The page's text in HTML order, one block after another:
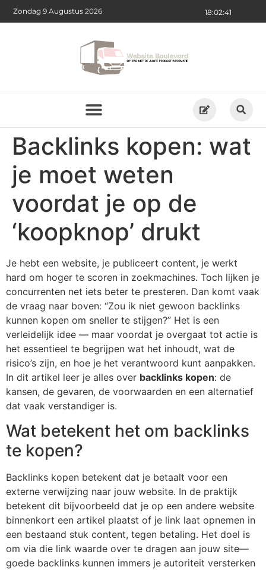
18:02:41
Zondag 9 Augustus 2026
Backlinks kopen: wat
je moet weten
voordat je op de
‘koopknop’ drukt
Je hebt een website, je publiceert content, je werkt
hard om hoger te scoren in zoekmachines. Toch lijken je
concurrenten net iets beter te presteren. Dan komt vaak
de vraag naar boven: “Zou ik niet gewoon backlinks
kunnen kopen om sneller te stijgen?” Het is een
verleidelijk idee — maar voordat je overgaat tot actie is
het essentieel te begrijpen wat het inhoudt, wat de
risico’s zijn, en hoe je het verantwoord kunt aanpakken.
In dit artikel leer je alles over backlinks kopen: de
kansen, de gevaren, de voorwaarden en een alternatief
dat vaak verstandiger is.
Wat betekent het om backlinks
te kopen?
Backlinks kopen betekent dat je betaalt voor een
externe verwijzing naar jouw website. In de praktijk
betekent dit bijvoorbeeld dat je op een andere website
binnenkort een artikel plaatst of je link laat opnemen in
een bestaand stuk content, tegen betaling. Het doel is
om via die link waarde over te dragen aan jouw site—
goede backlinks kunnen immers je autoriteit versterken